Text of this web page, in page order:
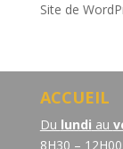
Site de
ACCUEIL
Du lundi au
8H30 – 12H00